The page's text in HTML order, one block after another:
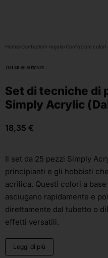
Home›Confezioni regalo›Confezioni colori
Set di tecniche di
Simply Acrylic
18,35 €
Il set da 25 pezzi Simply
principianti e gli hobbisti
acrilica. Questi colori a
asciugano rapidamente e
direttamente dal tubetto o
effetti versatili.
Leggi di più